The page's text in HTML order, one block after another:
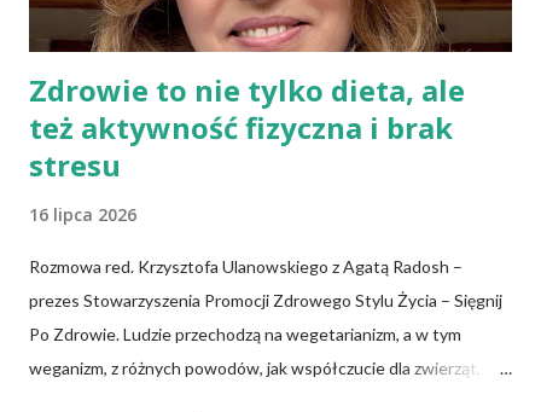
Zdrowie to nie tylko dieta, ale
też aktywność fizyczna i brak
stresu
16 lipca 2026
Rozmowa red. Krzysztofa Ulanowskiego z Agatą Radosh –
prezes Stowarzyszenia Promocji Zdrowego Stylu Życia – Sięgnij
Po Zdrowie. Ludzie przechodzą na wegetarianizm, a w tym
weganizm, z różnych powodów, jak współczucie dla zwierząt,